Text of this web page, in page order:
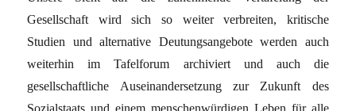
Gesellschaft wird sich so weiter verbreiten, kritische
Studien und alternative Deutungsangebote werden auch
weiterhin im Tafelforum archiviert und auch die
gesellschaftliche Auseinandersetzung zur Zukunft des
Sozialstaats und einem menschenwürdigen Leben für alle